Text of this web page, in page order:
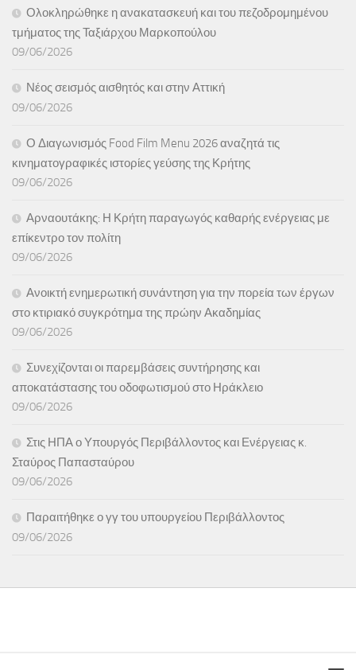
Ολοκληρώθηκε η ανακατασκευή και του πεζοδρομημένου
τμήματος της Ταξιάρχου Μαρκοπούλου
09/06/2026
Νέος σεισμός αισθητός και στην Αττική
09/06/2026
Ο Διαγωνισμός Food Film Menu 2026 αναζητά τις
κινηματογραφικές ιστορίες γεύσης της Κρήτης
09/06/2026
Αρναουτάκης: Η Κρήτη παραγωγός καθαρής ενέργειας με
επίκεντρο τον πολίτη
09/06/2026
Ανοικτή ενημερωτική συνάντηση για την πορεία των έργων
στο κτιριακό συγκρότημα της πρώην Ακαδημίας
09/06/2026
Συνεχίζονται οι παρεμβάσεις συντήρησης και
αποκατάστασης του οδοφωτισμού στο Ηράκλειο
09/06/2026
Στις ΗΠΑ ο Υπουργός Περιβάλλοντος και Ενέργειας κ.
Σταύρος Παπασταύρου
09/06/2026
Παραιτήθηκε ο γγ του υπουργείου Περιβάλλοντος
09/06/2026